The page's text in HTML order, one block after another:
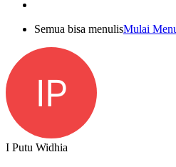
Semua bisa menulisMulai
IP
I Putu Widhia